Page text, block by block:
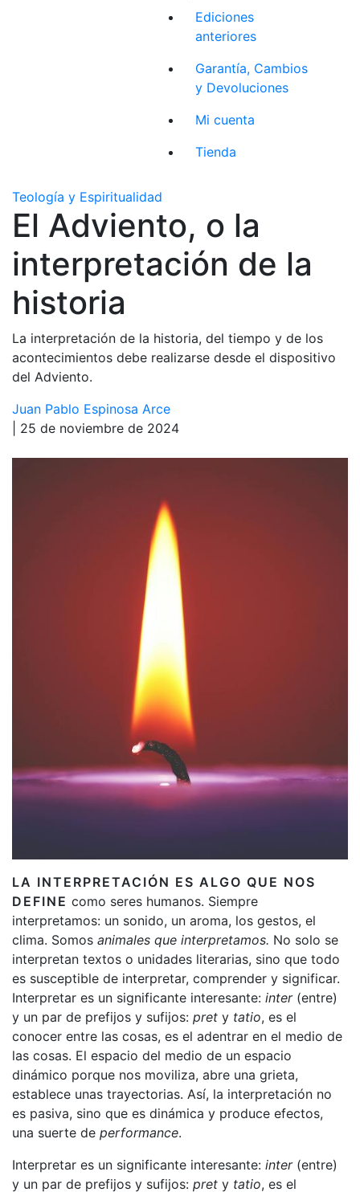
Ediciones
anteriores
Garantía, Cambios
y Devoluciones
Mi cuenta
Tienda
Teología y Espiritualidad
El Adviento, o la
interpretación de la
historia
La interpretación de la historia, del tiempo y de los
acontecimientos debe realizarse desde el dispositivo
del Adviento.
Juan Pablo Espinosa Arce
| 25 de noviembre de 2024
LA INTERPRETACIÓN ES ALGO QUE NOS
DEFINE como seres humanos. Siempre
interpretamos: un sonido, un aroma, los gestos, el
clima. Somos animales que interpretamos. No solo se
interpretan textos o unidades literarias, sino que todo
es susceptible de interpretar, comprender y significar.
Interpretar es un significante interesante: inter(entre)
y un par de prefijos y sufijos: pret y tatio, es el
conocer entre las cosas, es el adentrar en el medio de
las cosas. El espacio del medio de un espacio
dinámico porque nos moviliza, abre una grieta,
establece unas trayectorias. Así, la interpretación no
es pasiva, sino que es dinámica y produce efectos,
una suerte de performance.
Interpretar es un significante interesante: inter(entre)
y un par de prefijos y sufijos: pret y tatio, es el